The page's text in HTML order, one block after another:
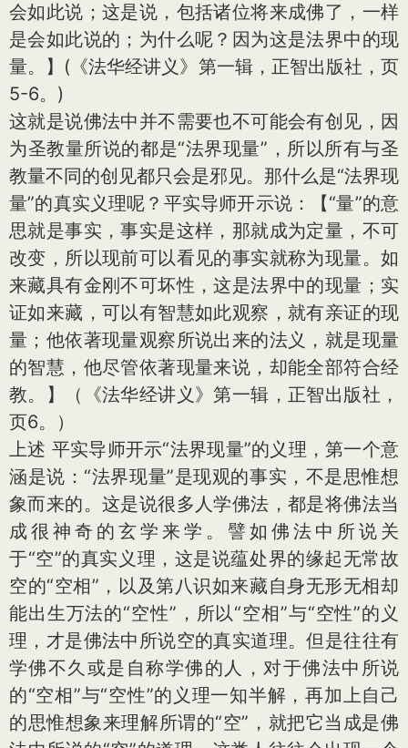
会如此说；这是说，包括诸位将来成佛了，一样
是会如此说的；为什么呢？因为这是法界中的现
量。】(《法华经讲义》第一辑，正智出版社，页
5-6。)
这就是说佛法中并不需要也不可能会有创见，因
为圣教量所说的都是“法界现量”，所以所有与圣
教量不同的创见都只会是邪见。那什么是“法界现
量”的真实义理呢？平实导师开示说：【“量”的意
思就是事实，事实是这样，那就成为定量，不可
改变，所以现前可以看见的事实就称为现量。如
来藏具有金刚不可坏性，这是法界中的现量；实
证如来藏，可以有智慧如此观察，就有亲证的现
量；他依著现量观察所说出来的法义，就是现量
的智慧，他尽管依著现量来说，却能全部符合经
教。】（《法华经讲义》第一辑，正智出版社，
页6。）
上述 平实导师开示“法界现量”的义理，第一个意
涵是说：“法界现量”是现观的事实，不是思惟想
象而来的。这是说很多人学佛法，都是将佛法当
成很神奇的玄学来学。譬如佛法中所说关
于“空”的真实义理，这是说蕴处界的缘起无常故
空的“空相”，以及第八识如来藏自身无形无相却
能出生万法的“空性”，所以“空相”与“空性”的义
理，才是佛法中所说空的真实道理。但是往往有
学佛不久或是自称学佛的人，对于佛法中所说
的“空相”与“空性”的义理一知半解，再加上自己
的思惟想象来理解所谓的“空”，就把它当成是佛